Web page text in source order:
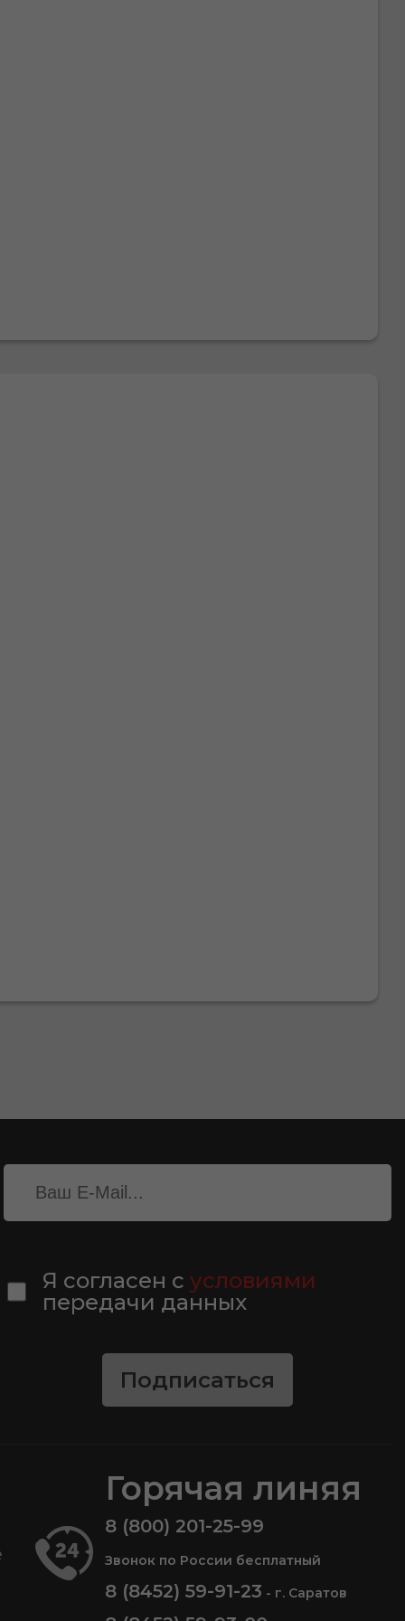
Я согласен сусловиями
передачи данных
Подписаться
Горячая линяя
8 (800) 201-25-99
Звонок по России бесплатный
8 (8452) 59-91-23 - г. Саратов